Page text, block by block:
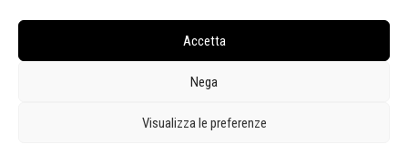
Accetta
Nega
Visualizza le preferenze
Segnalazione di inaccessibilità